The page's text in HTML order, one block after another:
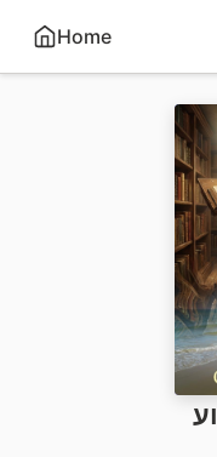
Home